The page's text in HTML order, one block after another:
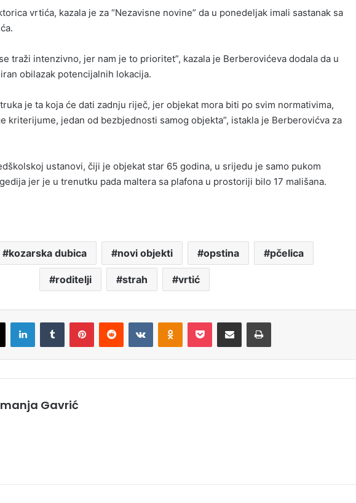
vrtića, kazala je za “Nezavisne novine” da u ponedeljak imali sastanak sa
traži intenzivno, jer nam je to prioritet”, kazala je Berberovićeva dodala da u
obilazak potencijalnih lokacija.
je ta koja će dati zadnju riječ, jer objekat mora biti po svim normativima,
kriterijume, jedan od bezbjednosti samog objekta”, istakla je Berberovićva za
ustanovi, čiji je objekat star 65 godina, u srijedu je samo pukom
jer je u trenutku pada maltera sa plafona u prostoriji bilo 17 mališana.
kozarska dubica novi objekti opstina pčelica
roditelji strah vrtić
Gavrić